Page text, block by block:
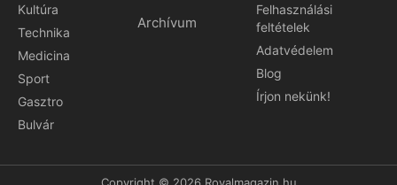
Kultúra
Technika
Medicina
Sport
Gasztro
Bulvár
Archívum
Felhasználási
feltételek
Adatvédelem
Blog
Írjon nekünk!